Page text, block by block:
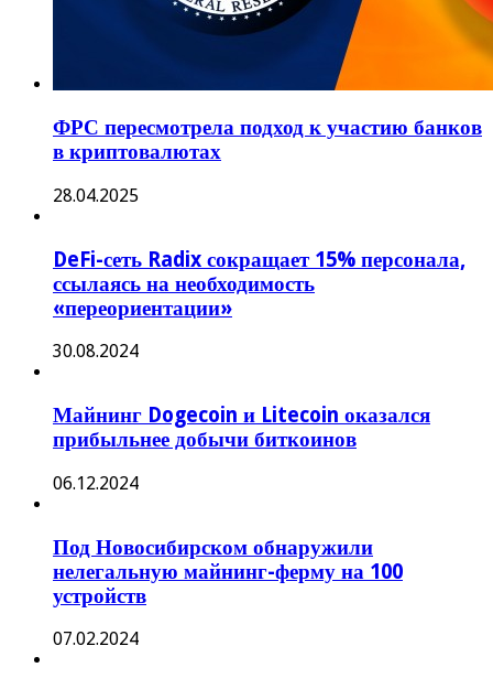
ФРС пересмотрела подход к участию банков
в криптовалютах
28.04.2025
DeFi-сеть Radix сокращает 15% персонала,
ссылаясь на необходимость
«переориентации»
30.08.2024
Майнинг Dogecoin и Litecoin оказался
прибыльнее добычи биткоинов
06.12.2024
Под Новосибирском обнаружили
нелегальную майнинг-ферму на 100
устройств
07.02.2024